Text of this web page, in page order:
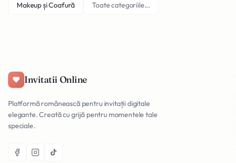
Makeup și Coafură Toate categoriile...
Invitatii Online
Platformă românească pentru invitații digitale
elegante. Creată cu grijă pentru momentele tale
speciale.